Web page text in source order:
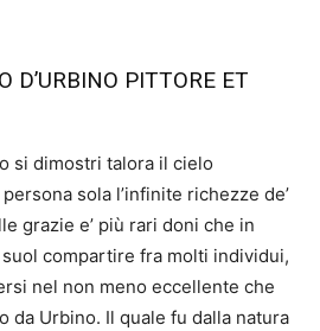
D’URBINO PITTORE ET
si dimostri talora il cielo
sola l’infinite richezze de’
grazie e’ più rari doni che in
compartire fra molti individui,
nel non meno eccellente che
da Urbino. Il quale fu dalla natura